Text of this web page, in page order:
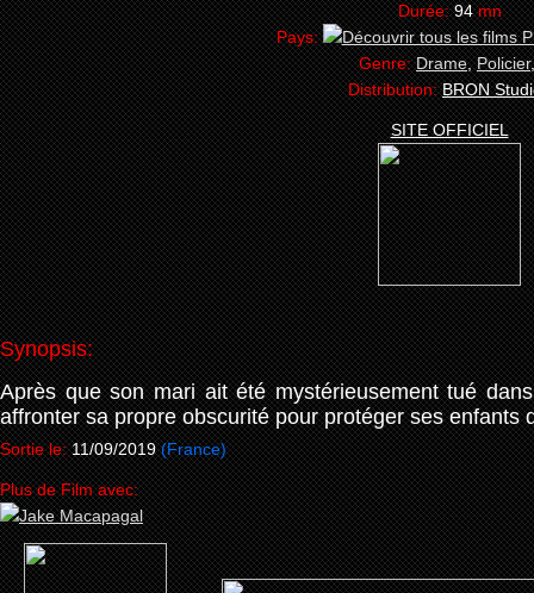
Durée:94mn
Pays:
Genre:Drame,Policier
Distribution:BRON
SITE OFFICIEL
Synopsis:
Après que son mari ait été mystérieusement tué
affronter sa propre obscurité pour protéger ses enfants
Sortie le: 11/09/2019 (France)
Plus de Film avec: